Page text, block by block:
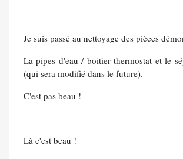
Je suis passé au nettoyage des pièces
La pipes d'eau / boitier thermostat et le
(qui sera modifié dans le future).
C'est pas beau !
Là c'est beau !